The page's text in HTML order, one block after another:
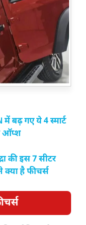
बढ़ गए ये 4 स्मार्ट
ऑप्श
की इस 7 सीटर
क्या है फीचर्स